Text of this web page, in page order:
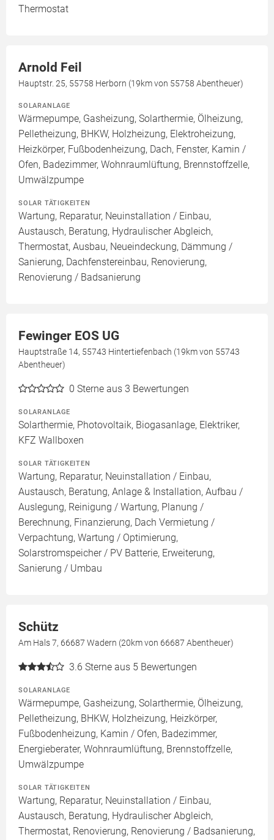
Thermostat
Arnold Feil
Hauptstr. 25, 55758 Herborn (19km von 55758 Abentheuer)
SOLARANLAGE
Wärmepumpe, Gasheizung, Solarthermie, Ölheizung,
Pelletheizung, BHKW, Holzheizung, Elektroheizung,
Heizkörper, Fußbodenheizung, Dach, Fenster, Kamin /
Ofen, Badezimmer, Wohnraumlüftung, Brennstoffzelle,
Umwälzpumpe
SOLAR TÄTIGKEITEN
Wartung, Reparatur, Neuinstallation / Einbau,
Austausch, Beratung, Hydraulischer Abgleich,
Thermostat, Ausbau, Neueindeckung, Dämmung /
Sanierung, Dachfenstereinbau, Renovierung,
Renovierung / Badsanierung
Fewinger EOS UG
Hauptstraße 14, 55743 Hintertiefenbach (19km von 55743
Abentheuer)
0 Sterne aus 3 Bewertungen
SOLARANLAGE
Solarthermie, Photovoltaik, Biogasanlage, Elektriker,
KFZ Wallboxen
SOLAR TÄTIGKEITEN
Wartung, Reparatur, Neuinstallation / Einbau,
Austausch, Beratung, Anlage & Installation, Aufbau /
Auslegung, Reinigung / Wartung, Planung /
Berechnung, Finanzierung, Dach Vermietung /
Verpachtung, Wartung / Optimierung,
Solarstromspeicher / PV Batterie, Erweiterung,
Sanierung / Umbau
Schütz
Am Hals 7, 66687 Wadern (20km von 66687 Abentheuer)
3.6 Sterne aus 5 Bewertungen
SOLARANLAGE
Wärmepumpe, Gasheizung, Solarthermie, Ölheizung,
Pelletheizung, BHKW, Holzheizung, Heizkörper,
Fußbodenheizung, Kamin / Ofen, Badezimmer,
Energieberater, Wohnraumlüftung, Brennstoffzelle,
Umwälzpumpe
SOLAR TÄTIGKEITEN
Wartung, Reparatur, Neuinstallation / Einbau,
Austausch, Beratung, Hydraulischer Abgleich,
Thermostat, Renovierung, Renovierung / Badsanierung,